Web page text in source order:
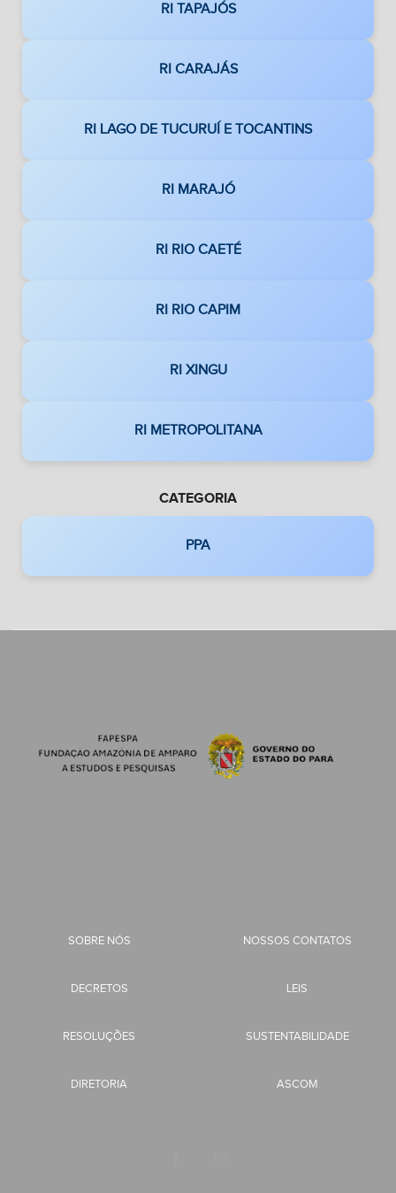
RI TAPAJÓS
RI CARAJÁS
RI LAGO DE TUCURUÍ E TOCANTINS
RI MARAJÓ
RI RIO CAETÉ
RI RIO CAPIM
RI XINGU
RI METROPOLITANA
CATEGORIA
PPA
SOBRE NÓS NOSSOS CONTATOS
DECRETOS LEIS
RESOLUÇÕES SUSTENTABILIDADE
DIRETORIA ASCOM